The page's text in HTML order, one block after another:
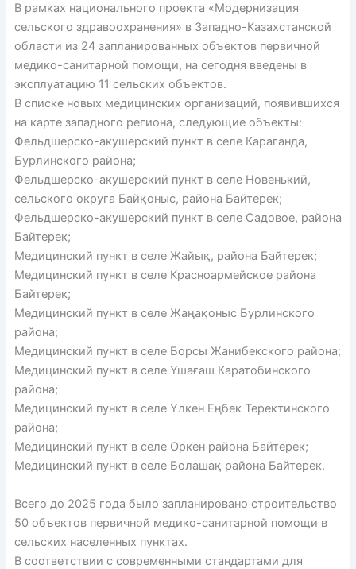
В рамках национального проекта «Модернизация
сельского здравоохранения» в Западно-Казахстанской
области из 24 запланированных объектов первичной
медико-санитарной помощи, на сегодня введены в
эксплуатацию 11 сельских объектов.
В списке новых медицинских организаций, появившихся
на карте западного региона, следующие объекты:
Фельдшерско-акушерский пункт в селе Караганда,
Бурлинского района;
Фельдшерско-акушерский пункт в селе Новенький,
сельского округа Байқоныс, района Байтерек;
Фельдшерско-акушерский пункт в селе Садовое, района
Байтерек;
Медицинский пункт в селе Жайық, района Байтерек;
Медицинский пункт в селе Красноармейское района
Байтерек;
Медицинский пункт в селе Жаңақоныс Бурлинского
района;
Медицинский пункт в селе Борсы Жанибекского района;
Медицинский пункт в селе Үшағаш Каратобинского
района;
Медицинский пункт в селе Үлкен Еңбек Теректинского
района;
Медицинский пункт в селе Оркен района Байтерек;
Медицинский пункт в селе Болашақ района Байтерек.
Всего до 2025 года было запланировано строительство
50 объектов первичной медико-санитарной помощи в
сельских населенных пунктах.
В соответствии с современными стандартами для